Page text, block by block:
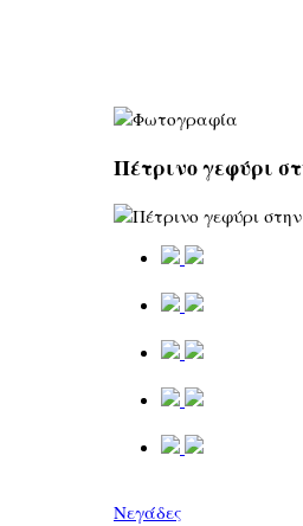
Πέτρινο γεφύρι
Νεγάδες